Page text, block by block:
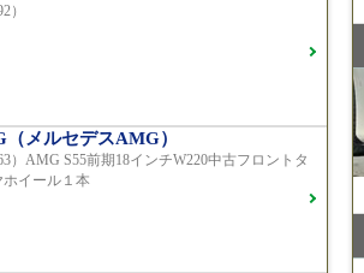
）
（メルセデスAMG）
）AMG S55前期18インチW220中古フロントタ
ホイール１本